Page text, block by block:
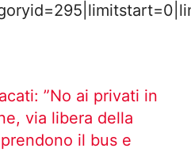
”No ai privati in
via libera della
il bus e